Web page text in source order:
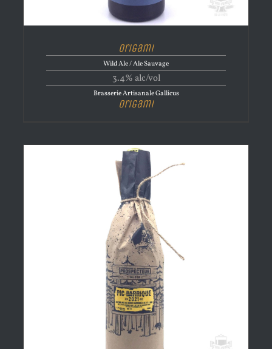
Origami
Wild Ale / Ale Sauvage
3.4% alc/vol
Brasserie Artisanale Gallicus
Origami